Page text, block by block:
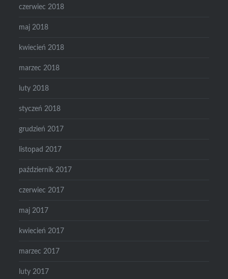
czerwiec 2018
maj 2018
kwiecień 2018
marzec 2018
luty 2018
styczeń 2018
grudzień 2017
listopad 2017
październik 2017
czerwiec 2017
maj 2017
kwiecień 2017
marzec 2017
luty 2017